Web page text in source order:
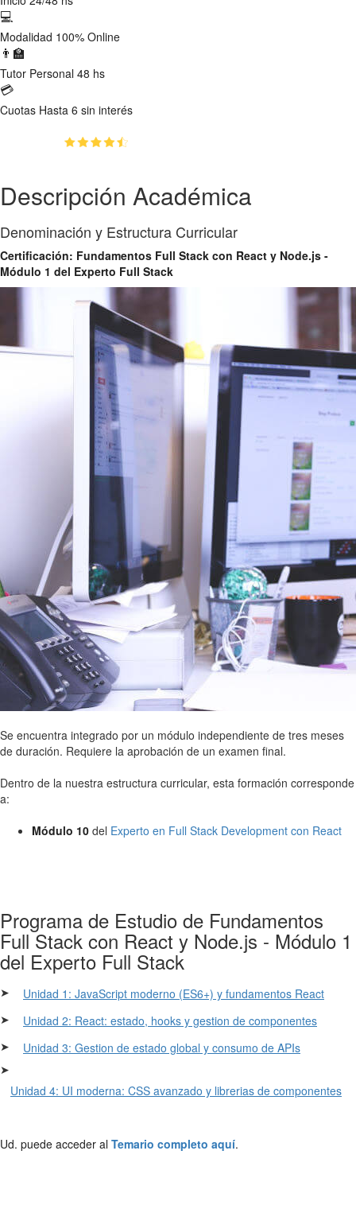
💻
Modalidad 100% Online
👨‍🏫
Tutor Personal 48 hs
💳
Cuotas Hasta 6 sin interés
Descripción Académica
Denominación y Estructura Curricular
Certificación: Fundamentos Full Stack con React y Node.js -
Módulo 1 del Experto Full Stack
Se encuentra integrado por un módulo independiente de tres meses
de duración. Requiere la aprobación de un examen final.
Dentro de la nuestra estructura curricular, esta formación corresponde
a:
Módulo 10 del Experto en Full Stack Development con React
Programa de Estudio de Fundamentos
Full Stack con React y Node.js - Módulo 1
del Experto Full Stack
➤
Unidad 1: JavaScript moderno (ES6+) y fundamentos React
➤
Unidad 2: React: estado, hooks y gestion de componentes
➤
Unidad 3: Gestion de estado global y consumo de APIs
➤
Unidad 4: UI moderna: CSS avanzado y librerias de componentes
Ud. puede acceder al Temario completo aquí.